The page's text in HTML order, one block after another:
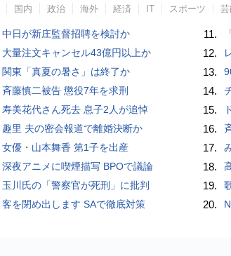
国内 政治 海外 経済 IT スポーツ
中日が新庄監督招聘を検討か
大量注文キャンセル43億円以上か
関東「真夏の暑さ」は終了か
斉藤慎二被告 懲役7年を求刑
寿美花代さん死去 息子2人が追悼
趣里 夫の密会報道で離婚決断か
女優・山本舞香 第1子を出産
深夜アニメに喫煙描写 BPOで議論
玉川氏の「警察官が死刑」に批判
客を閉め出します SAで徹底対策
11.
12.
13.
14.
15.
16.
17.
18.
19.
20.